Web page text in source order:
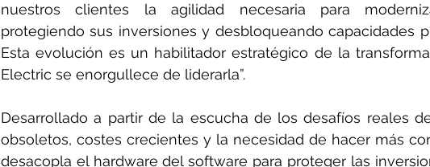
nuestros clientes la agilidad necesaria para
protegiendo sus inversiones y desbloqueando capacidades
Esta evolución es un habilitador estratégico de la
Electric se enorgullece de liderarla”.
Desarrollado a partir de la escucha de los desafíos reales
obsoletos, costes crecientes y la necesidad de hacer más
desacopla el hardware del software para proteger las